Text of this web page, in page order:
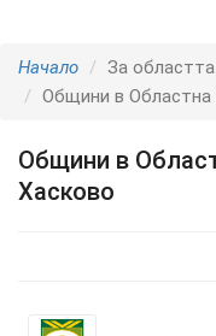
Начало
За областта
Общини в Областна
Общини в
Хасково